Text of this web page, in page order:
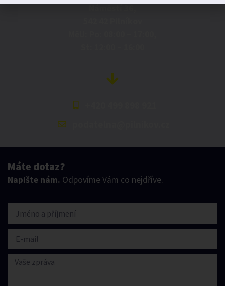
Máte dotaz?
Napište nám. Odpovíme Vám co nejdříve.